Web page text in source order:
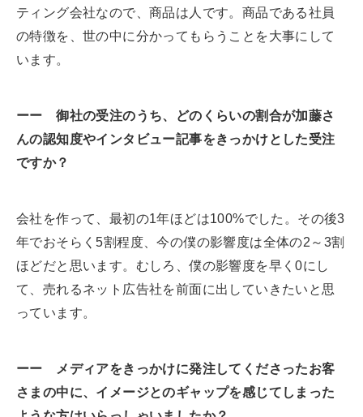
ティング会社なので、商品は人です。商品である社員
の特徴を、世の中に分かってもらうことを大事にして
います。
ーー 御社の受注のうち、どのくらいの割合が加藤さ
んの認知度やインタビュー記事をきっかけとした受注
ですか？
会社を作って、最初の1年ほどは100%でした。その後3
年でおそらく5割程度、今の僕の影響度は全体の2～3割
ほどだと思います。むしろ、僕の影響度を早く0にし
て、売れるネット広告社を前面に出していきたいと思
っています。
ーー メディアをきっかけに発注してくださったお客
さまの中に、イメージとのギャップを感じてしまった